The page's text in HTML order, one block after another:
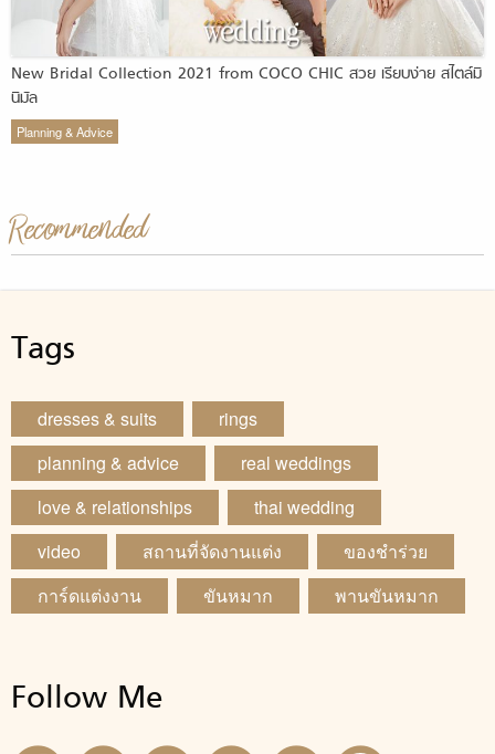
New Bridal Collection 2021 from COCO CHIC สวย เรียบง่าย สไตล์มิ
นิมัล
Planning & Advice
Recommended
Tags
dresses & suits
rings
planning & advice
real weddings
love & relationships
thai wedding
video
สถานที่จัดงานแต่ง
ของชำร่วย
การ์ดแต่งงาน
ขันหมาก พานขันหมาก
Follow Me